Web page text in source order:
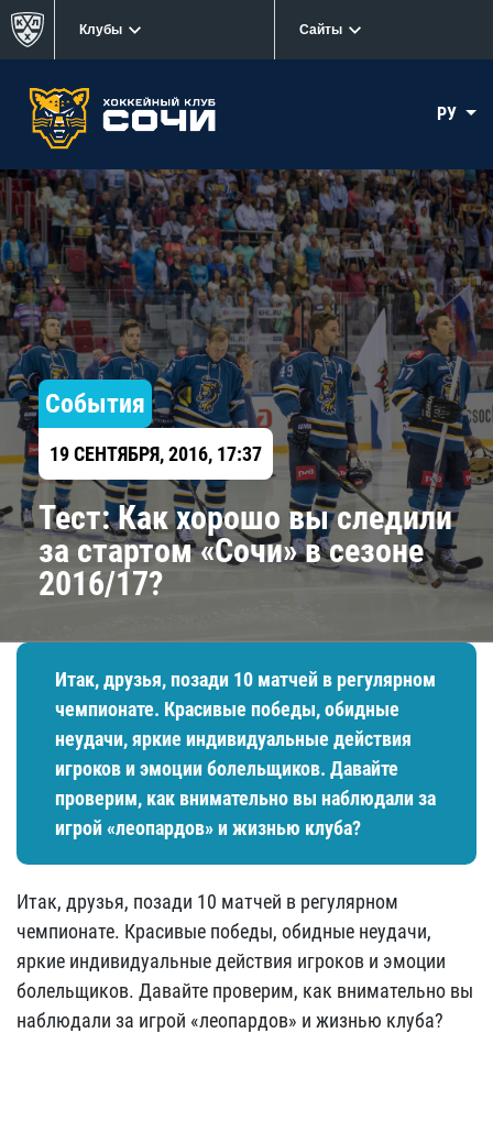
Клубы Сайты
РУ
События
19 СЕНТЯБРЯ, 2016, 17:37
Тест: Как хорошо вы следили
за стартом «Сочи» в сезоне
2016/17?
Итак, друзья, позади 10 матчей в регулярном
чемпионате. Красивые победы, обидные
неудачи, яркие индивидуальные действия
игроков и эмоции болельщиков. Давайте
проверим, как внимательно вы наблюдали за
игрой «леопардов» и жизнью клуба?
Итак, друзья, позади 10 матчей в регулярном
чемпионате. Красивые победы, обидные неудачи,
яркие индивидуальные действия игроков и эмоции
болельщиков. Давайте проверим, как внимательно вы
наблюдали за игрой «леопардов» и жизнью клуба?